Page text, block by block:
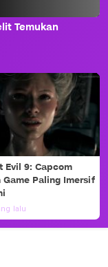
Temukan
Evil 9: Capcom
Game Paling Imersif
lalu